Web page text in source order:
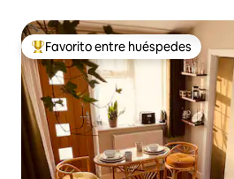
Favorito entre huéspedes preferido
Favorito entre huéspedes